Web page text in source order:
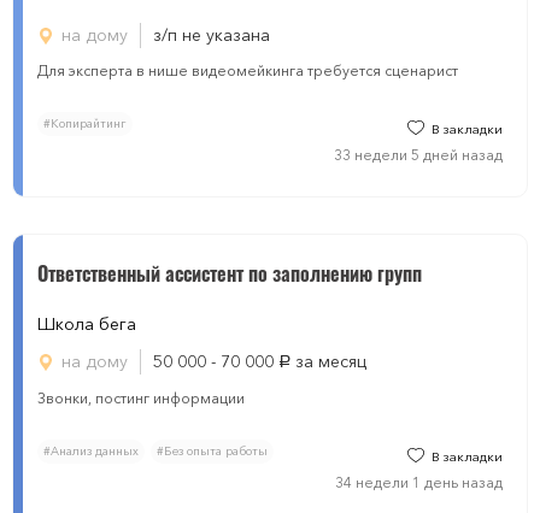
на дому з/п не указана
Для эксперта в нише видеомейкинга требуется сценарист
#Копирайтинг В закладки
33 недели 5 дней назад
Ответственный ассистент по заполнению групп
Школа бега
на дому
50 000 - 70 000 руб. за месяц
Звонки, постинг информации
#Анализ данных #Без опыта работы В закладки
34 недели 1 день назад